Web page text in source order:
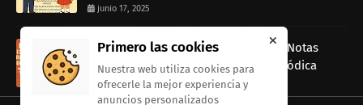
junio 17, 2025
Rap Dancin (Canción de Ratatouille) Notas
musicales Fáciles para Tocar con Melódica
junio 13, 2025
Primero las cookies
Nuestra web utiliza cookies para
ofrecerle la mejor experiencia y
anuncios personalizados